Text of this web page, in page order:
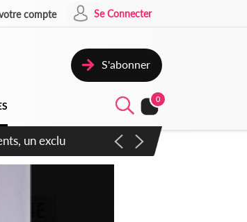
compte Se Connecter
S'abonner
0
un exclu